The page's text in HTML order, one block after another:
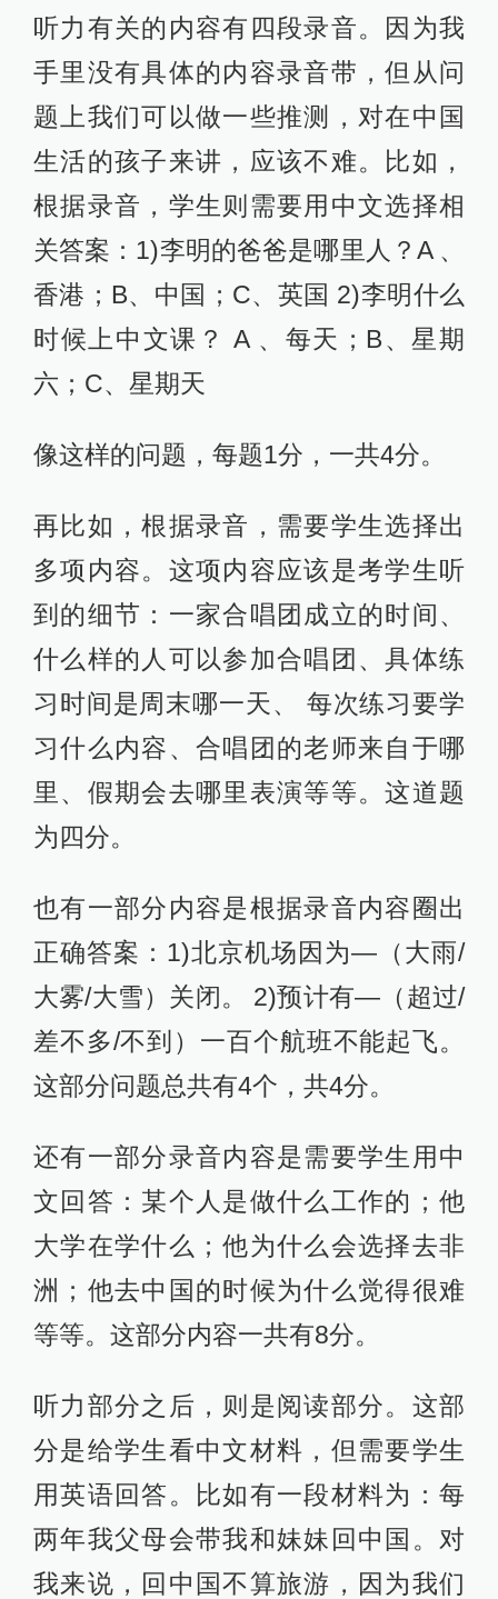
听力有关的内容有四段录音。因为我
手里没有具体的内容录音带，但从问
题上我们可以做一些推测，对在中国
生活的孩子来讲，应该不难。比如，
根据录音，学生则需要用中文选择相
关答案：1)李明的爸爸是哪里人？A 、
香港；B、中国；C、英国 2)李明什么
时候上中文课？ A 、每天；B、星期
六；C、星期天
像这样的问题，每题1分，一共4分。
再比如，根据录音，需要学生选择出
多项内容。这项内容应该是考学生听
到的细节：一家合唱团成立的时间、
什么样的人可以参加合唱团、具体练
习时间是周末哪一天、 每次练习要学
习什么内容、合唱团的老师来自于哪
里、假期会去哪里表演等等。这道题
为四分。
也有一部分内容是根据录音内容圈出
正确答案：1)北京机场因为—（大雨/
大雾/大雪）关闭。 2)预计有—（超过/
差不多/不到）一百个航班不能起飞。
这部分问题总共有4个，共4分。
还有一部分录音内容是需要学生用中
文回答：某个人是做什么工作的；他
大学在学什么；他为什么会选择去非
洲；他去中国的时候为什么觉得很难
等等。这部分内容一共有8分。
听力部分之后，则是阅读部分。这部
分是给学生看中文材料，但需要学生
用英语回答。比如有一段材料为：每
两年我父母会带我和妹妹回中国。对
我来说，回中国不算旅游，因为我们